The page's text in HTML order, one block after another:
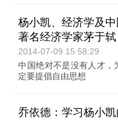
杨小凯、经济学及
著名经济学家茅于轼
2014-07-09 15:58:29
中国绝对不是没有人才，
定要提倡自由思想
乔依德：学习杨小